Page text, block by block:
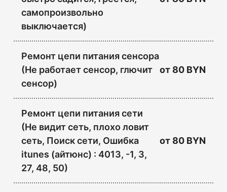
самопроизвольно
выключается)
Ремонт цепи питания сенсора
(Не работает сенсор, глючит
сенсор)
от 80 BYN
Ремонт цепи питания сети
(Не видит сеть, плохо ловит
сеть, Поиск сети, Ошибка
itunes (айтюнс) : 4013, -1, 3,
27, 48, 50)
от 80 BYN